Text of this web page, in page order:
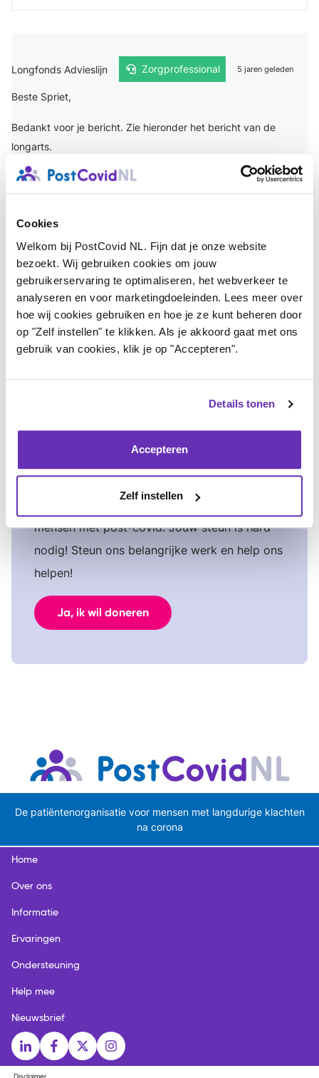
Cookies
Welkom bij PostCovid NL. Fijn dat je onze website
bezoekt. Wij gebruiken cookies om jouw
gebruikerservaring te optimaliseren, het webverkeer te
analyseren en voor marketingdoeleinden. Lees meer over
hoe wij cookies gebruiken en hoe je ze kunt beheren door
op "Zelf instellen" te klikken. Als je akkoord gaat met ons
gebruik van cookies, klik je op "Accepteren".
Details tonen
Accepteren
Zelf instellen
Longfonds Advieslijn Zorgprofessional 5 jaren geleden
Beste Spriet,
Bedankt voor je bericht. Zie hieronder het bericht van de
longarts.
Beste, Ik weet niet zeker wat ze bedoelen met onstekingen op
knooppunten.Wat ik wel weet is dat er bij een covid 19 infectie
kunnen bestaat, en dan niet alleen longklachten maar ook
benauwdheidsklachten enz.
Met vriendelijke groet,
Loginofregistreerom te reageren
Help ons helpen
Er moet meer perspectief komen voor
mensen met post-covid. Jouw steun is hard
nodig! Steun ons belangrijke werk en help ons
helpen!
Ja, ik wil doneren
De patiëntenorganisatie voor mensen met langdurige klachten
na corona
Home
Over ons
Informatie
Ervaringen
Ondersteuning
Help mee
Nieuwsbrief
Social media links
LinkedInFacebook
X Instagram
Disclaimer